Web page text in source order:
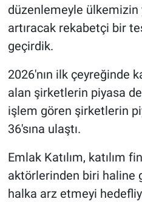
düzenlemeyle ülkemizin
artıracak rekabetçi bir
geçirdik.
2026'nın ilk çeyreğinde
alan şirketlerin piyasa
işlem gören şirketlerin
36'sına ulaştı.
Emlak Katılım, katılım
aktörlerinden biri haline
halka arz etmeyi